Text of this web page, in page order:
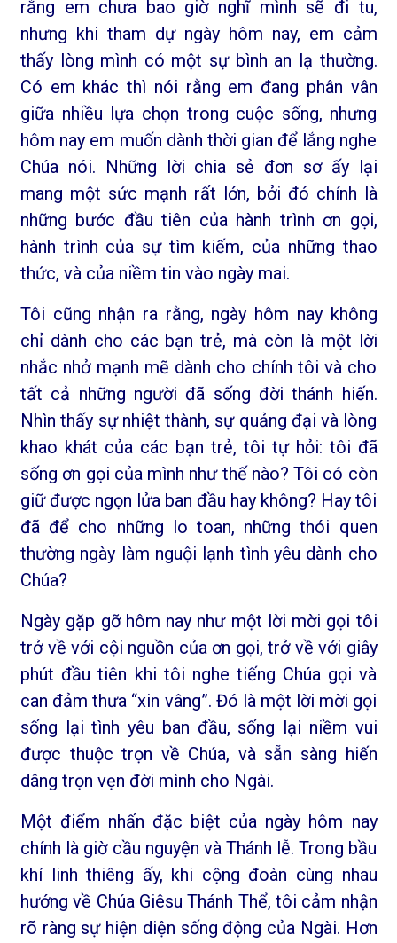
rằng em chưa bao giờ nghĩ mình sẽ đi tu,
nhưng khi tham dự ngày hôm nay, em cảm
thấy lòng mình có một sự bình an lạ thường.
Có em khác thì nói rằng em đang phân vân
giữa nhiều lựa chọn trong cuộc sống, nhưng
hôm nay em muốn dành thời gian để lắng nghe
Chúa nói. Những lời chia sẻ đơn sơ ấy lại
mang một sức mạnh rất lớn, bởi đó chính là
những bước đầu tiên của hành trình ơn gọi,
hành trình của sự tìm kiếm, của những thao
thức, và của niềm tin vào ngày mai.
Tôi cũng nhận ra rằng, ngày hôm nay không
chỉ dành cho các bạn trẻ, mà còn là một lời
nhắc nhở mạnh mẽ dành cho chính tôi và cho
tất cả những người đã sống đời thánh hiến.
Nhìn thấy sự nhiệt thành, sự quảng đại và lòng
khao khát của các bạn trẻ, tôi tự hỏi: tôi đã
sống ơn gọi của mình như thế nào? Tôi có còn
giữ được ngọn lửa ban đầu hay không? Hay tôi
đã để cho những lo toan, những thói quen
thường ngày làm nguội lạnh tình yêu dành cho
Chúa?
Ngày gặp gỡ hôm nay như một lời mời gọi tôi
trở về với cội nguồn của ơn gọi, trở về với giây
phút đầu tiên khi tôi nghe tiếng Chúa gọi và
can đảm thưa “xin vâng”. Đó là một lời mời gọi
sống lại tình yêu ban đầu, sống lại niềm vui
được thuộc trọn về Chúa, và sẵn sàng hiến
dâng trọn vẹn đời mình cho Ngài.
Một điểm nhấn đặc biệt của ngày hôm nay
chính là giờ cầu nguyện và Thánh lễ. Trong bầu
khí linh thiêng ấy, khi cộng đoàn cùng nhau
hướng về Chúa Giêsu Thánh Thể, tôi cảm nhận
rõ ràng sự hiện diện sống động của Ngài. Hơn